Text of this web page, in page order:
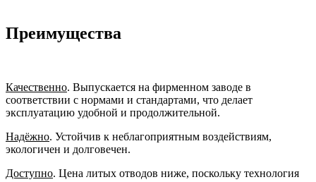
Преимущества
Качественно. Выпускается на фирменном заводе в
соответствии с нормами и стандартами, что делает
эксплуатацию удобной и продолжительной.
Надёжно. Устойчив к неблагоприятным воздействиям,
экологичен и долговечен.
Доступно. Цена литых отводов ниже, поскольку технология